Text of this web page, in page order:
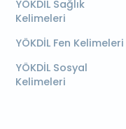
YÖKDİL Sağlık
Kelimeleri
YÖKDİL Fen Kelimeleri
YÖKDİL Sosyal
Kelimeleri